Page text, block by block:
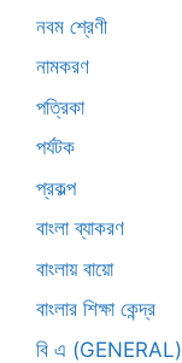
নবম শ্রেণী
নামকরণ
পত্রিকা
পর্যটক
প্রকল্প
বাংলা ব্যাকরণ
বাংলায় বায়ো
বাংলার শিক্ষা কেন্দ্র
বি এ (GENERAL)